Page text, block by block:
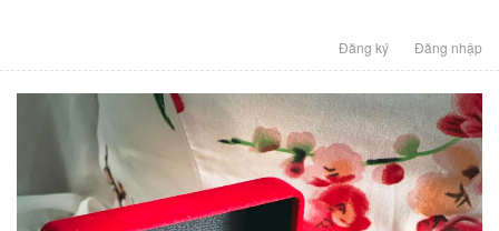
Đăng ký Đăng nhập